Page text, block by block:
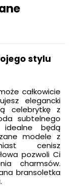
stylu
całkowicie
elegancki
celebrytkę z
subtelnego
idealne będą
modele z
cenisz
pozwoli Ci
charmsów.
bransoletka